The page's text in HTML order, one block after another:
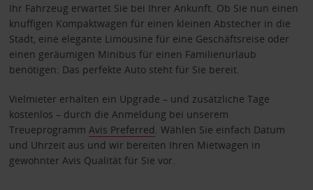
Ihr Fahrzeug erwartet Sie bei Ihrer Ankunft. Ob Sie nun einen
knuffigen Kompaktwagen für einen kleinen Abstecher in die
Stadt, eine elegante Limousine für eine Geschäftsreise oder
einen geräumigen Minibus für einen Familienurlaub
benötigen: Das perfekte Auto steht für Sie bereit.
Vielmieter erhalten ein Upgrade – und zusätzliche Tage
kostenlos – durch die Anmeldung bei unserem
Treueprogramm Avis Preferred . Wählen Sie einfach Datum
und Uhrzeit aus und wir bereiten Ihren Mietwagen in
gewohnter Avis Qualität für Sie vor.